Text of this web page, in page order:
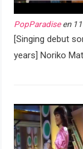
PopParadiseen 11
[Singing debut
years] Noriko